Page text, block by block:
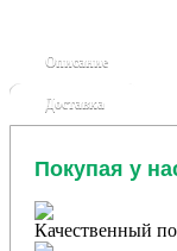
Описание
Доставка
Покупая у
Качественный